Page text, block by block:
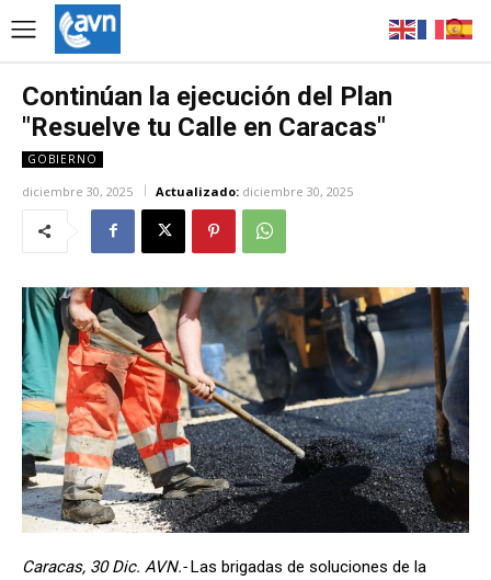
Continúan la ejecución del Plan
"Resuelve tu Calle en Caracas"
GOBIERNO
diciembre 30, 2025 Actualizado: diciembre 30, 2025
Caracas, 30 Dic. AVN.-Las brigadas de soluciones de la